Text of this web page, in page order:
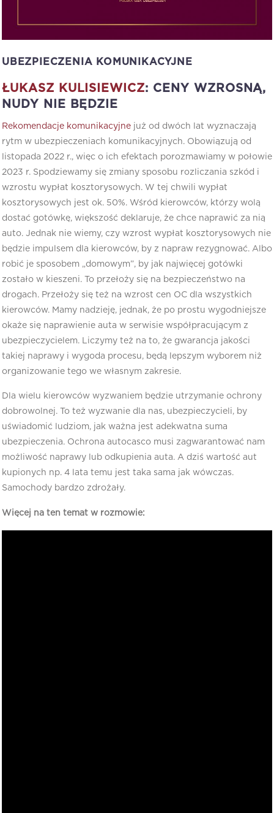
UBEZPIECZENIA KOMUNIKACYJNE
ŁUKASZ KULISIEWICZ: CENY WZROSNĄ,
NUDY NIE BĘDZIE
Rekomendacje komunikacyjne już od dwóch lat wyznaczają
rytm w ubezpieczeniach komunikacyjnych. Obowiązują od
listopada 2022 r., więc o ich efektach porozmawiamy w połowie
2023 r. Spodziewamy się zmiany sposobu rozliczania szkód i
wzrostu wypłat kosztorysowych. W tej chwili wypłat
kosztorysowych jest ok. 50%. Wśród kierowców, którzy wolą
dostać gotówkę, większość deklaruje, że chce naprawić za nią
auto. Jednak nie wiemy, czy wzrost wypłat kosztorysowych nie
będzie impulsem dla kierowców, by z napraw rezygnować. Albo
robić je sposobem „domowym”, by jak najwięcej gotówki
zostało w kieszeni. To przełoży się na bezpieczeństwo na
drogach. Przełoży się też na wzrost cen OC dla wszystkich
kierowców. Mamy nadzieję, jednak, że po prostu wygodniejsze
okaże się naprawienie auta w serwisie współpracującym z
ubezpieczycielem. Liczymy też na to, że gwarancja jakości
takiej naprawy i wygoda procesu, będą lepszym wyborem niż
organizowanie tego we własnym zakresie.
Dla wielu kierowców wyzwaniem będzie utrzymanie ochrony
dobrowolnej. To też wyzwanie dla nas, ubezpieczycieli, by
uświadomić ludziom, jak ważna jest adekwatna suma
ubezpieczenia. Ochrona autocasco musi zagwarantować nam
możliwość naprawy lub odkupienia auta. A dziś wartość aut
kupionych np. 4 lata temu jest taka sama jak wówczas.
Samochody bardzo zdrożały.
Więcej na ten temat w rozmowie: